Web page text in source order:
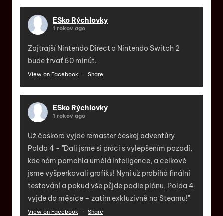
ESko Rýchlovky
1 rokov ago
Zajtrajší Nintendo Direct o Nintendo Switch 2
bude trvať 60 minút.
View on Facebook · Share
ESko Rýchlovky
1 rokov ago
Už čoskoro vyjde remaster českej adventúry
Polda 4 - "Dali jsme si práci s vylepšením pozadí,
kde nám pomohla umělá inteligence, a celkově
jsme vyšperkovali grafiku! Nyní už probíhá finální
testování a pokud vše půjde podle plánu, Polda 4
vyjde do měsíce – zatím exkluzivně na Steamu!"
View on Facebook · Share